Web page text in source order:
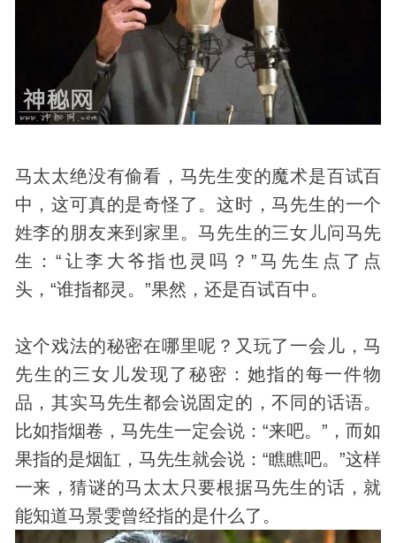
马太太绝没有偷看，马先生变的魔术是百试百
中，这可真的是奇怪了。这时，马先生的一个
姓李的朋友来到家里。马先生的三女儿问马先
生：“让李大爷指也灵吗？”马先生点了点
头，“谁指都灵。”果然，还是百试百中。
这个戏法的秘密在哪里呢？又玩了一会儿，马
先生的三女儿发现了秘密：她指的每一件物
品，其实马先生都会说固定的，不同的话语。
比如指烟卷，马先生一定会说：“来吧。”，而如
果指的是烟缸，马先生就会说：“瞧瞧吧。”这样
一来，猜谜的马太太只要根据马先生的话，就
能知道马景雯曾经指的是什么了。